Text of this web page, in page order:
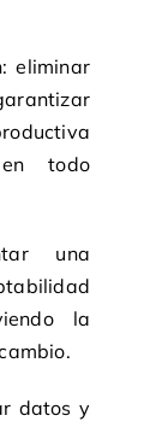
eliminar
todo
una
la
datos y